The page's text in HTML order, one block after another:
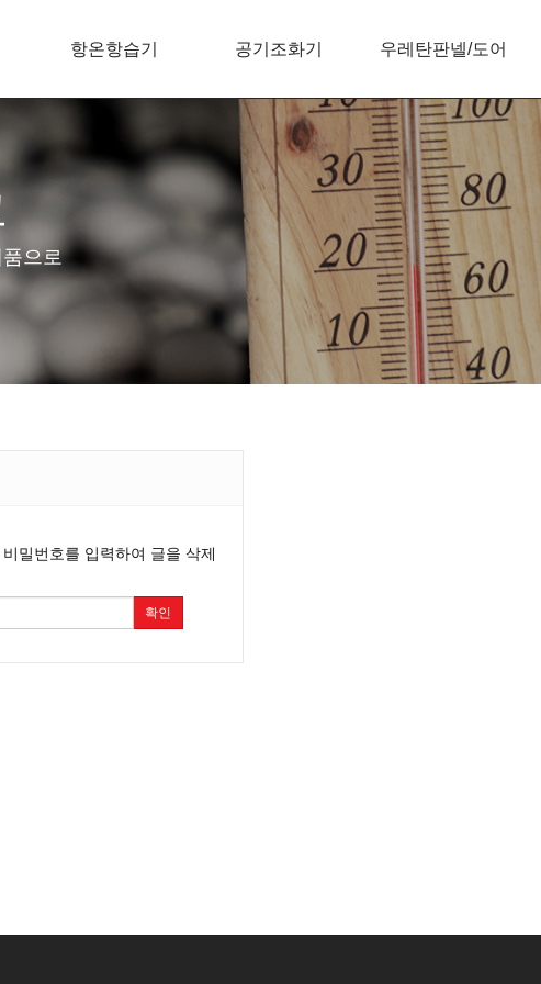
항온항습기 공기조화기 우레탄판넬/도어
으로
밀번호를 입력하여 글을 삭제
확인